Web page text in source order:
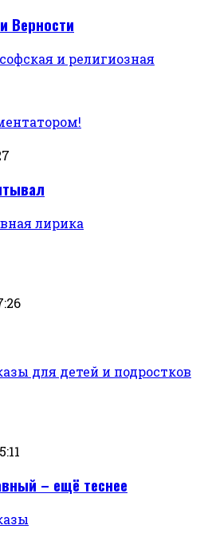
Верности
и религиозная
лирика
для детей и подростков
– ещё теснее